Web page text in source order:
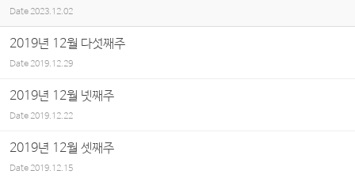
Date 2023.12.02
2019년 12월 다섯째주
Date2019.12.29
2019년 12월 넷째주
Date2019.12.22
2019년 12월 셋째주
Date2019.12.15